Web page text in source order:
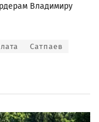
Владимиру
Сатпаев